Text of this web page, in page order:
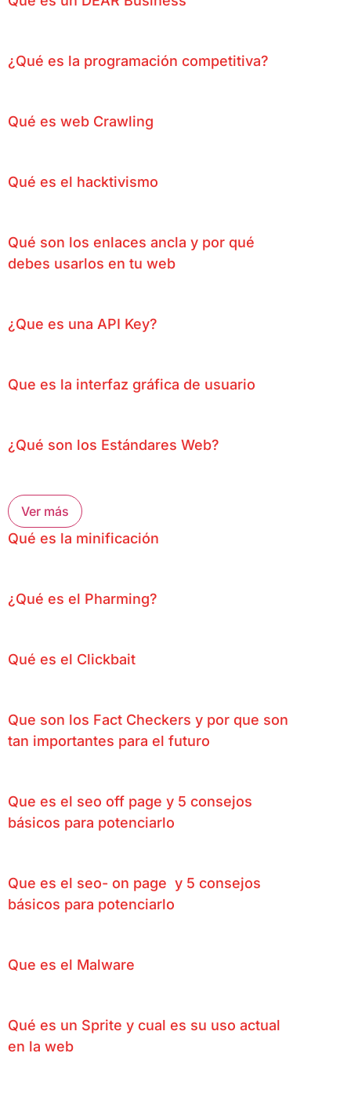
¿Qué es la programación competitiva?
Qué es web Crawling
Qué es el hacktivismo
Qué son los enlaces ancla y por qué
debes usarlos en tu web
¿Que es una API Key?
Que es la interfaz gráfica de usuario
¿Qué son los Estándares Web?
Ver más
Qué es la minificación
¿Qué es el Pharming?
Qué es el Clickbait
Que son los Fact Checkers y por que son
tan importantes para el futuro
Que es el seo off page y 5 consejos
básicos para potenciarlo
Que es el seo- on page y 5 consejos
básicos para potenciarlo
Que es el Malware
Qué es un Sprite y cual es su uso actual
en la web